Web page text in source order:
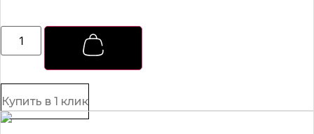
Выставочная
стойка
для
премиальных
REBEL
BARBER
2х4
шт
Купить в 1 клик